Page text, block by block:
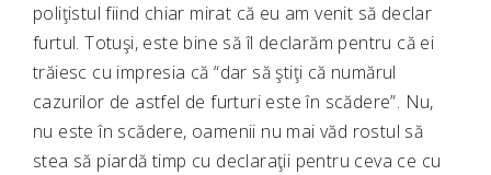
poliţistul fiind chiar mirat că eu am venit să declar
furtul. Totuşi, este bine să îl declarăm pentru că ei
trăiesc cu impresia că “dar să ştiţi că numărul
cazurilor de astfel de furturi este în scădere”. Nu,
nu este în scădere, oamenii nu mai văd rostul să
stea să piardă timp cu declaraţii pentru ceva ce cu